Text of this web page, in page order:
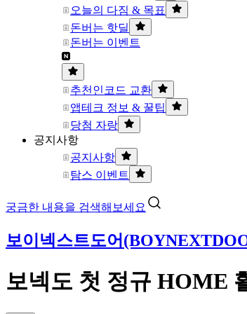
오늘의 다짐 & 목표
돈버는 핫딜
돈버는 이벤트
추천인코드 교환
앱테크 정보 & 꿀팁
당첨 자랑
공지사항
공지사항
탐스 이벤트
궁금한 내용을 검색해보세요
보이넥스트도어
보넥도 첫 정규 HOME